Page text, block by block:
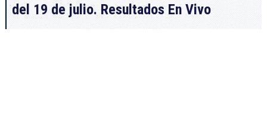
del 19 de julio. Resultados En Vivo